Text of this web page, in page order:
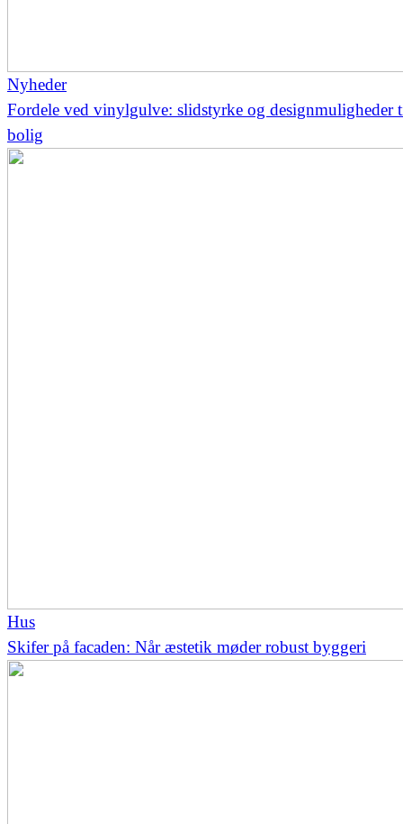
Nyheder
Fordele ved vinylgulve: slidstyrke og designmuligheder
bolig
Hus
Skifer på facaden: Når æstetik møder robust byggeri